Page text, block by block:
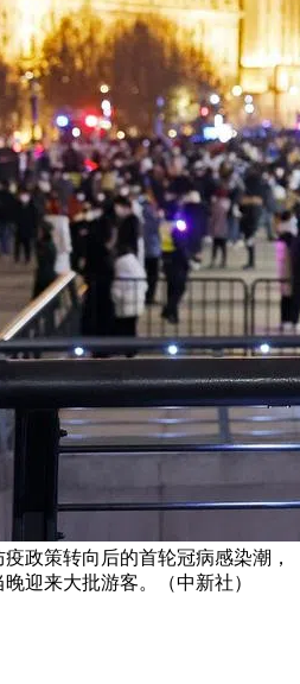
政策转向后的首轮冠病感染潮，
迎来大批游客。（中新社）